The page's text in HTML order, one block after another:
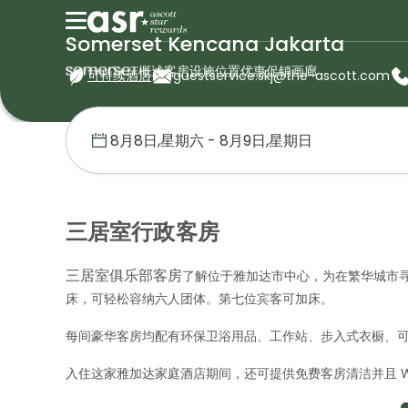
概述客房设施位置优惠促销画廊
Somerset Kencana Jakarta
可持续酒店 guestservice.skj@the-ascott.com
首页 盛捷服务公寓 印度尼西亚 Somerset Kencana
三居室行政客房
三居室俱乐部客房了解位于雅加达市中心，为在繁华城市
床，可轻松容纳六人团体。第七位宾客可加床。
每间豪华客房均配有环保卫浴用品、工作站、步入式衣橱、
入住这家雅加达家庭酒店期间，还可提供免费客房清洁并且